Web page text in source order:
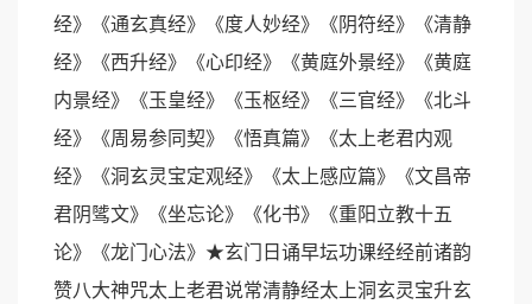
经》《通玄真经》《度人妙经》《阴符经》《清静
经》《西升经》《心印经》《黄庭外景经》《黄庭
内景经》《玉皇经》《玉枢经》《三官经》《北斗
经》《周易参同契》《悟真篇》《太上老君内观
经》《洞玄灵宝定观经》《太上感应篇》《文昌帝
君阴骘文》《坐忘论》《化书》《重阳立教十五
论》《龙门心法》★玄门日诵早坛功课经经前诸韵
赞八大神咒太上老君说常清静经太上洞玄灵宝升玄